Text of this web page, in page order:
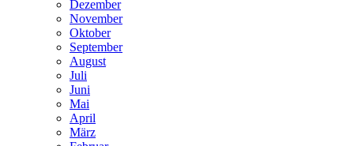
Dezember
November
Oktober
September
August
Juli
Juni
Mai
April
März